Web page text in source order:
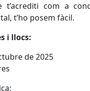
t’acrediti com a
t’ho posem fàcil.
i llocs:
de 2025